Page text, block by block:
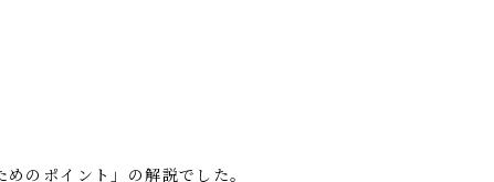
のポイント」の解説でした。